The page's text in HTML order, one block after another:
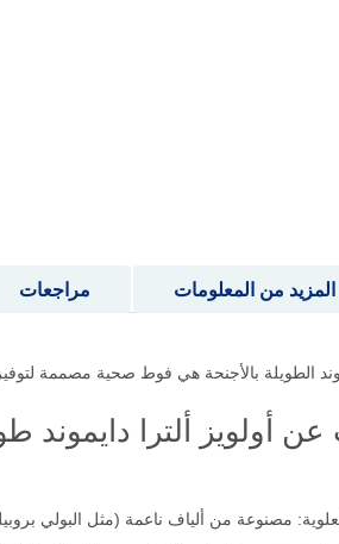
الطويلة بالأجنحة هي فوط صحية مصممة
أولويز ألترا دايموند
مصنوعة من ألياف ناعمة (مثل البولي
المزيد من المعلومات مراجعات